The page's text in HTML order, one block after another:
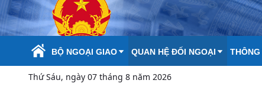
Skip to Main Content
BỘ NGOẠI GIAO QUAN HỆ ĐỐI NGOẠI
Thứ Sáu, ngày 07 tháng 8 năm 2026